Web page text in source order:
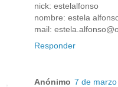
nick: estelalfonso
nombre: estela
mail:
Responder
Anónimo 7 de